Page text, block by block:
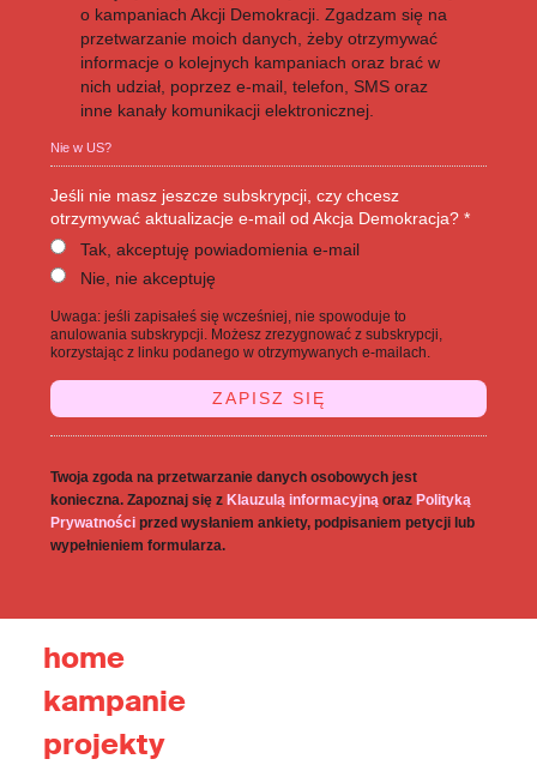
o kampaniach Akcji Demokracji. Zgadzam się na
przetwarzanie moich danych, żeby otrzymywać
informacje o kolejnych kampaniach oraz brać w
nich udział, poprzez e-mail, telefon, SMS oraz
inne kanały komunikacji elektronicznej.
Nie wUS?
Jeśli nie masz jeszcze subskrypcji, czy chcesz
otrzymywać aktualizacje e-mail od Akcja Demokracja? *
Tak, akceptuję powiadomienia e-mail
Nie, nie akceptuję
Uwaga: jeśli zapisałeś się wcześniej, nie spowoduje to
anulowania subskrypcji. Możesz zrezygnować z subskrypcji,
korzystając z linku podanego w otrzymywanych e-mailach.
Twoja zgoda na przetwarzanie danych osobowych jest
konieczna. Zapoznaj się zKlauzulą informacyjną orazPolityką
Prywatności przed wysłaniem ankiety, podpisaniem petycji lub
wypełnieniem formularza.
home
kampanie
projekty